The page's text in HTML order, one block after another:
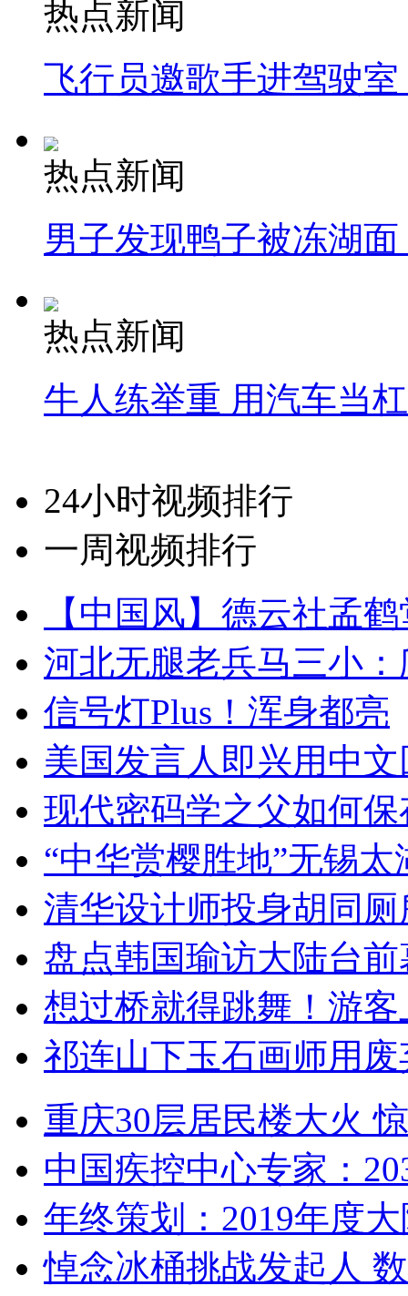
热点新闻
飞行员邀歌手进驾驶
热点新闻
男子发现鸭子被冻湖
热点新闻
牛人练举重 用汽车当
24小时视频排行
一周视频排行
【中国风】德云社孟
河北无腿老兵马三小
信号灯Plus！浑身都亮
美国发言人即兴用中
现代密码学之父如何
“中华赏樱胜地”无锡
清华设计师投身胡同
盘点韩国瑜访大陆台
想过桥就得跳舞！游客
祁连山下玉石画师用
重庆30层居民楼大火
中国疾控中心专家：
年终策划：2019年度
悼念冰桶挑战发起人